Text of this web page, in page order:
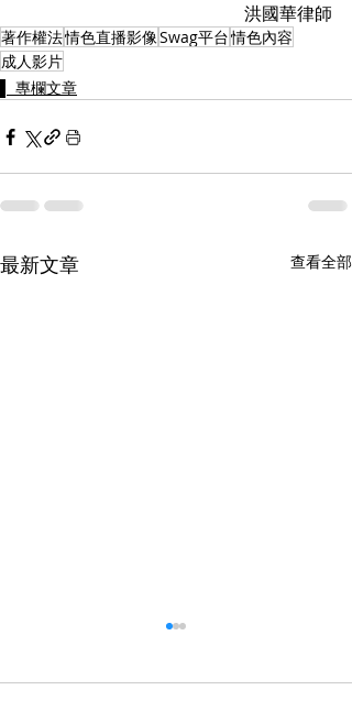
洪國華律師
著作權法情色直播影像Swag平台情色內容
成人影片
▌ 專欄文章
最新文章 查看全部